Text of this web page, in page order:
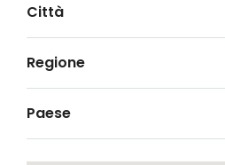
Città
Regione
Paese